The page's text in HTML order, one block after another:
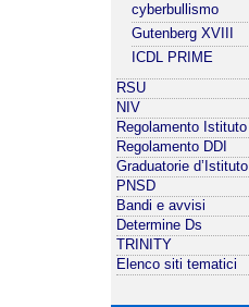
cyberbullismo
Gutenberg XVIII
ICDL PRIME
RSU
NIV
Regolamento Istituto
Regolamento DDI
Graduatorie d’Istituto
PNSD
Bandi e avvisi
Determine Ds
TRINITY
Elenco siti tematici